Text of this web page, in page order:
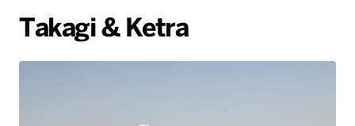
Hit Dance
Giochi&Concorsi
Locali
Playlist
Gallery
Takagi & Ketra